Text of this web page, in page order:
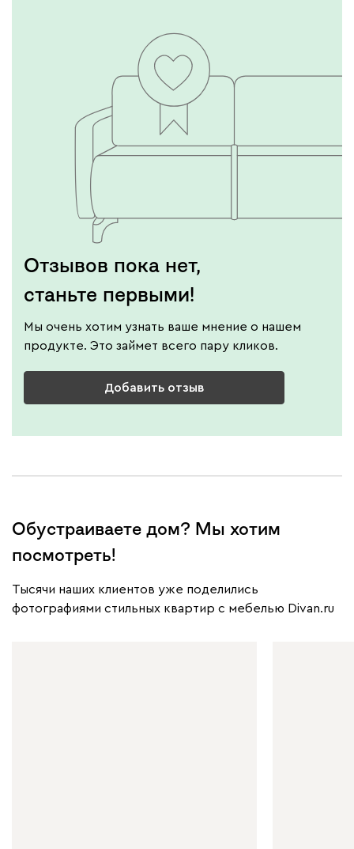
Отзывов пока нет,
станьте первыми!
Мы очень хотим узнать ваше мнение о нашем
продукте. Это займет всего пару кликов.
Добавить отзыв
Обустраиваете дом? Мы хотим
посмотреть!
Тысячи наших клиентов уже поделились
фотографиями стильных квартир с мебелью Divan.ru